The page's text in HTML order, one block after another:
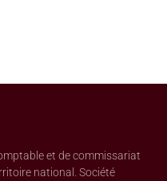
et de commissariat
national. Société